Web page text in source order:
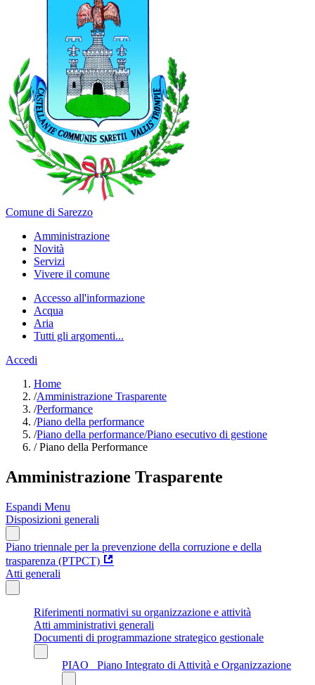
Comune di Sarezzo
Amministrazione
Novità
Servizi
Vivere il comune
Accesso all'informazione
Acqua
Aria
Tutti gli argomenti...
Accedi
Home
/Amministrazione Trasparente
/Performance
/Piano della performance
/Piano della performance/Piano esecutivo di gestione
/Piano della Performance
Amministrazione Trasparente
Espandi Menu
Disposizioni generali
Piano triennale per la prevenzione della corruzione e della
trasparenza (PTPCT)
Atti generali
Riferimenti normativi su organizzazione e attività
Atti amministrativi generali
Documenti di programmazione strategico gestionale
PIAO_ Piano Integrato di Attività e Organizzazione